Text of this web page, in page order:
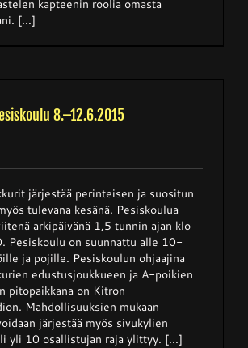
kapteenin roolia omasta
[...]
8.–12.6.2015
järjestää perinteisen ja suositun
tulevana kesänä. Pesiskoulua
arkipäivänä 1,5 tunnin ajan klo
Pesiskoulu on suunnattu alle 10-
ja pojille. Pesiskoulun ohjaajina
edustusjoukkueen ja A-poikien
pitopaikkana on Kitron
Mahdollisuuksien mukaan
järjestää myös sivukylien
yli 10 osallistujan raja ylittyy. [...]